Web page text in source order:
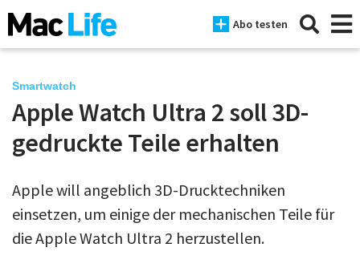
Abo testen
News
Mac
iPad
Smartwatch
Apple Watch Ultra 2 soll 3D-
gedruckte Teile erhalten
Apple will angeblich 3D-Drucktechniken
einsetzen, um einige der mechanischen Teile für
die Apple Watch Ultra 2 herzustellen.